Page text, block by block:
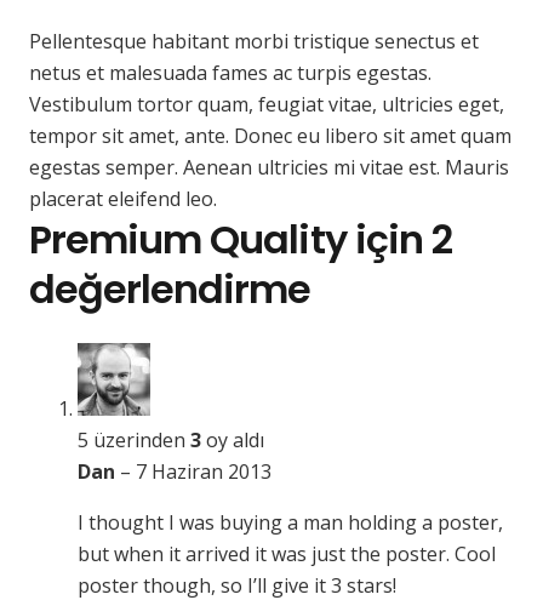
Pellentesque habitant morbi tristique senectus et
netus et malesuada fames ac turpis egestas.
Vestibulum tortor quam, feugiat vitae, ultricies eget,
tempor sit amet, ante. Donec eu libero sit amet quam
egestas semper. Aenean ultricies mi vitae est. Mauris
placerat eleifend leo.
Premium Qualityiçin 2
değerlendirme
5 üzerinden 3oy aldı
Dan – 7 Haziran 2013
I thought I was buying a man holding a poster,
but when it arrived it was just the poster. Cool
poster though, so I’ll give it 3 stars!